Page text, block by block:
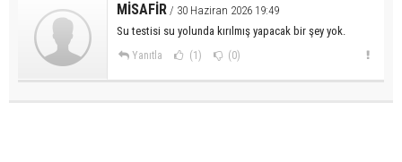
MİSAFİR / 30 Haziran 2026 19:49
Su testisi su yolunda kırılmış yapacak bir şey yok.
Yanıtla (1) (0)